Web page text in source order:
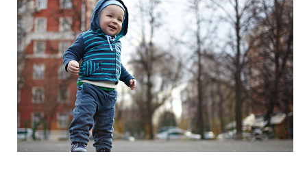
PARA PROFESIONALES
PROMOCIONES
GT (ES)
SUSCRÍBASE